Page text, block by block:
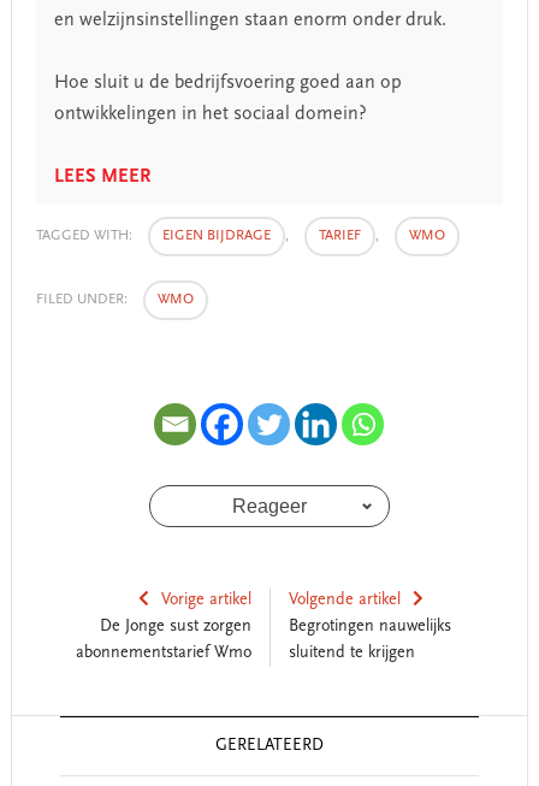
en welzijnsinstellingen staan enorm onder druk.
Hoe sluit u de bedrijfsvoering goed aan op
ontwikkelingen in het sociaal domein?
LEES MEER
TAGGED WITH: EIGEN BIJDRAGE , TARIEF , WMO
FILED UNDER: WMO
Reageer
Vorige artikel
De Jonge sust zorgen
abonnementstarief Wmo
Volgende artikel
Begrotingen nauwelijks
sluitend te krijgen
GERELATEERD